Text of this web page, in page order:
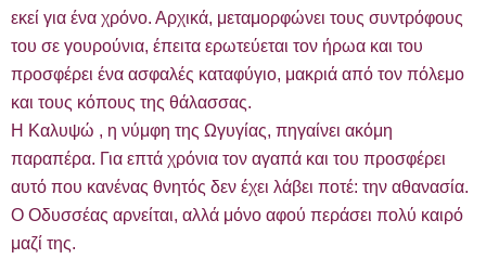
εκεί για ένα χρόνο. Αρχικά, μεταμορφώνει τους συντρόφους
του σε γουρούνια, έπειτα ερωτεύεται τον ήρωα και του
προσφέρει ένα ασφαλές καταφύγιο, μακριά από τον πόλεμο
και τους κόπους της θάλασσας.
Η Καλυψώ , η νύμφη της Ωγυγίας, πηγαίνει ακόμη
παραπέρα. Για επτά χρόνια τον αγαπά και του προσφέρει
αυτό που κανένας θνητός δεν έχει λάβει ποτέ: την αθανασία.
Ο Οδυσσέας αρνείται, αλλά μόνο αφού περάσει πολύ καιρό
μαζί της.